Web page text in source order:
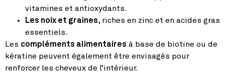
vitamines et antioxydants.
Les noix et graines, riches en zinc et en acides gras
essentiels.
Les compléments alimentaires à base de biotine ou de
kératine peuvent également être envisagés pour
renforcer les cheveux de l’intérieur.